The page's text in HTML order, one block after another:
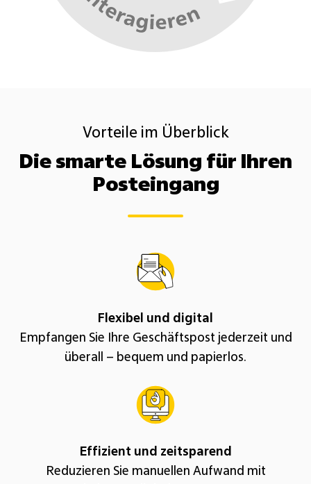
Vorteile im Überblick
Die smarte Lösung für Ihren
Posteingang
Flexibel und digital
Empfangen Sie Ihre Geschäftspost jederzeit und
überall – bequem und papierlos.
Effizient und zeitsparend
Reduzieren Sie manuellen Aufwand mit